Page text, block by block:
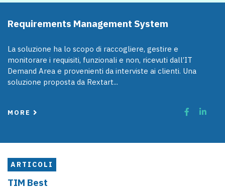
Requirements Management System
La soluzione ha lo scopo di raccogliere, gestire e
monitorare i requisiti, funzionali e non, ricevuti dall’IT
Demand Area e provenienti da interviste ai clienti. Una
soluzione proposta da Rextart...
MORE
ARTICOLI
TIM Best